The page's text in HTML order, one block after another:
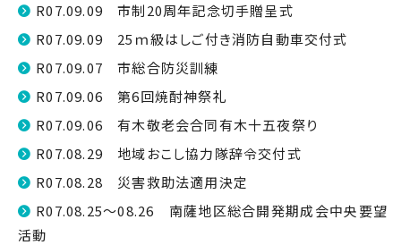
R07.09.09 市制20周年記念切手贈呈式
R07.09.09 25ｍ級はしご付き消防自動車交付式
R07.09.07 市総合防災訓練
R07.09.06 第6回焼酎神祭礼
R07.09.06 有木敬老会合同有木十五夜祭り
R07.08.29 地域おこし協力隊辞令交付式
R07.08.28 災害救助法適用決定
R07.08.25～08.26 南薩地区総合開発期成会中央要望
活動